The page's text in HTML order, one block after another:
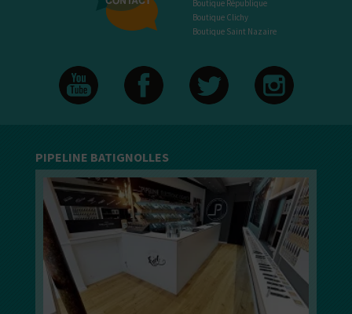
Boutique République
Boutique Clichy
Boutique Saint Nazaire
PIPELINE BATIGNOLLES